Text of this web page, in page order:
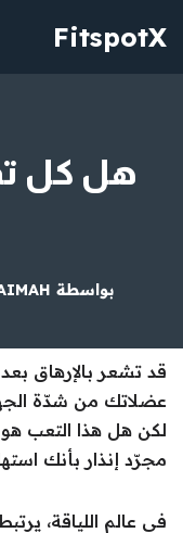
FitspotX
هل كل
بواسطة
قد تشعر بالإرهاق
عضلاتك من شدّة
لكن هل هذا التعب
مجرّد إنذار بأنك
في عالم اللياقة،